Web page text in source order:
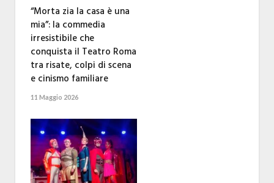
“Morta zia la casa è una
mia”: la commedia
irresistibile che
conquista il Teatro Roma
tra risate, colpi di scena
e cinismo familiare
11 Maggio 2026